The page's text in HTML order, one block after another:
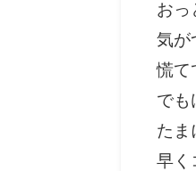
おっ
気が
慌て
でも
たま
早く